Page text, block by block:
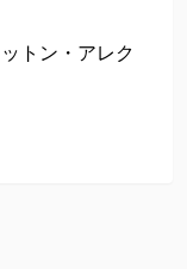
トン・アレク